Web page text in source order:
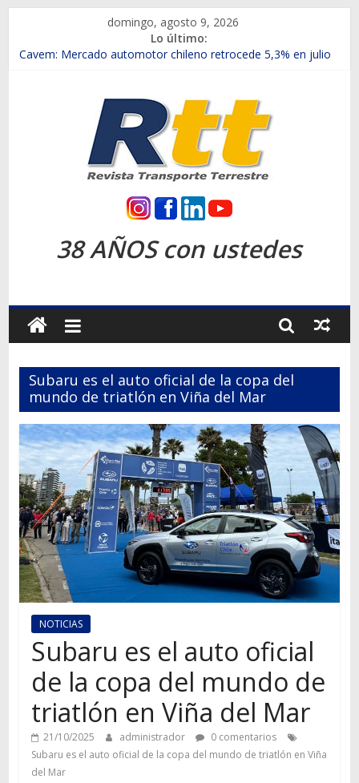
contenido
domingo, agosto 9, 2026
Lo último:
Chile es el primer mercado internacional en lanzar la nueva
Salfa suma vehículos electrificados de Chevrolet en el Biobío
Samex amplía su red con nuevas sucursales en Rancagua y
SINOTRUK Pick-ups presentó la recién estrenada Bolden en
la Expo Compras Públicas 2026
Revista
Transporte
Terrestre
Autos,
camiones,
motos,
información
del
mundo
del
transporte
38 AÑOS con ustedes
Subaru es el auto oficial de la copa del
mundo de triatlón en Viña del Mar
NOTICIAS
Subaru es el auto oficial
de la copa del mundo de
triatlón en Viña del Mar
21/10/2025 administrador
0 comentarios
Subaru es el auto oficial de la copa del mundo de triatlón en Viña
del Mar